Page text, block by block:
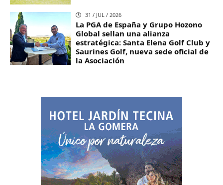
31 / JUL / 2026
La PGA de España y Grupo Hozono
Global sellan una alianza
estratégica: Santa Elena Golf Club y
Saurines Golf, nueva sede oficial de
la Asociación